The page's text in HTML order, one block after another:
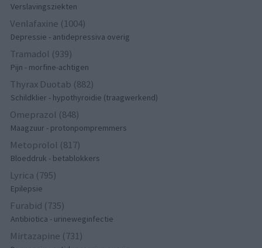
Verslavingsziekten
Venlafaxine (1004)
Depressie - antidepressiva overig
Tramadol (939)
Pijn - morfine-achtigen
Thyrax Duotab (882)
Schildklier - hypothyroidie (traagwerkend)
Omeprazol (848)
Maagzuur - protonpompremmers
Metoprolol (817)
Bloeddruk - betablokkers
Lyrica (795)
Epilepsie
Furabid (735)
Antibiotica - urineweginfectie
Mirtazapine (731)